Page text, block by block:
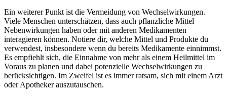
Ein weiterer Punkt‌ ist⁢ die Vermeidung von Wechselwirkungen.
Viele Menschen unterschätzen, ‌dass auch pflanzliche Mittel
Nebenwirkungen haben oder mit anderen Medikamenten
interagieren können. Notiere dir, welche Mittel und ⁢Produkte du
verwendest, insbesondere wenn du bereits Medikamente einnimmst.
Es empfiehlt sich, die Einnahme von mehr‌ als einem Heilmittel im
Voraus zu‌ planen und dabei potenzielle Wechselwirkungen zu
berücksichtigen. Im Zweifel ist es immer ​ratsam, sich mit einem Arzt
oder Apotheker ⁤auszutauschen.